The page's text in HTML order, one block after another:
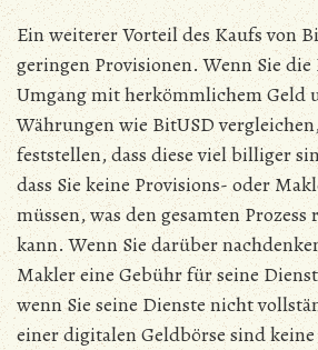
Ein weiterer Vorteil des Kaufs von
geringen Provisionen. Wenn Sie
Umgang mit herkömmlichem Geld
Währungen wie BitUSD
feststellen, dass diese viel billiger
dass Sie keine Provisions- oder
müssen, was den gesamten
kann. Wenn Sie darüber
Makler eine Gebühr für seine
wenn Sie seine Dienste nicht
einer digitalen Geldbörse sind